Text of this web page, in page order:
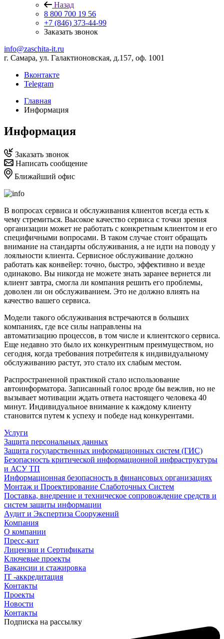
Назад
8 800 700 19 56
+7 (846) 373-44-99
Заказать звонок
info@zaschita-it.ru
г. Самара, ул. Галактионовская, д.157, оф. 1001
Вконтакте
Telegram
Главная
Информация
Информация
Заказать звонок
Написать сообщение
Ближайший офис
В вопросах сервиса и обслуживания клиентов всегда есть к
чему стремиться. Высокое качество сервиса с точки зрения
организации может не работать с конкретным клиентом и его
специфичными вопросами. В таком случае стоит обращать
внимание на стандарты обслуживания, а не идти на поводу у
лояльности клиента. Сервисное обслуживание должно
работать как конвейер: точно, быстро, эффективно и везде
одинаково. Вы никогда не можете знать заранее вернется ли
клиент завтра, смогла ли компания решить его проблемы,
доволен ли он обслуживанием. Это не должно влиять на
качество вашего сервиса.
Модели такого обслуживания встречаются в больших
компаниях, где все силы направлены на
автоматизацию процессов, в том числе и клиентского сервиса.
Еще недавно это было их конкурентным преимуществом, но
сегодня, когда требования потребителя к индивидуальному
обслуживанию растут, это стало их слабым местом.
Распространенной практикой стало использование
автоинформатора. Записанный голос вроде бы вежлив, но не
вызывает мотивации ждать ответа настоящего человека 40
минут. Индивидуальное внимание к каждому клиенту
становится путем к успеху и победе над конкурентами.
Услуги
Защита персональных данных
Защита государственных информационных систем (ГИС)
Безопасность критической информационной инфраструктуры
и АСУ ТП
Информационная безопасность в финансовых организациях
Монтаж и Проектирование Слаботочных Систем
Поставка, внедрение и техническое сопровождение средств и
систем защиты информации
Аудит и Экспертиза Сооружений
Компания
О компании
Пресс-кит
Лицензии и Сертификаты
Ключевые проекты
Вакансии и стажировка
IT -аккредитация
Контакты
Проекты
Новости
Контакты
Подписка на рассылку